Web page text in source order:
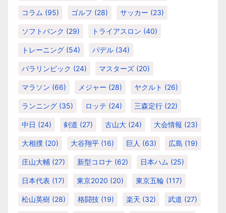
コラム (95) ゴルフ (28) サッカー (23)
ソフトバンク (29) トライアスロン (40)
トレーニング (54) パデル (34)
パラリンピック (24) マスターズ (20)
マラソン (66) メジャー (28) ヤクルト (26)
ランニング (35) ロッテ (24) 三森定行 (22)
中日 (24) 剣道 (27) 古山大 (24) 大会情報 (23)
大相撲 (20) 大谷翔平 (16) 巨人 (63) 広島 (19)
庄山大輔 (27) 新型コロナ (62) 日本ハム (25)
日本代表 (17) 東京2020 (20) 東京五輪 (117)
松山英樹 (28) 格闘技 (19) 楽天 (32) 武道 (27)